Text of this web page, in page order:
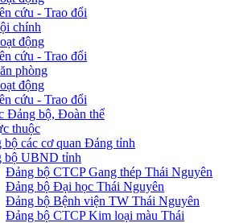
cứu - Trao đổi
chính
động
cứu - Trao đổi
phòng
động
cứu - Trao đổi
Đảng bộ, Đoàn thể
thuộc
bộ các cơ quan Đảng tỉnh
bộ UBND tỉnh
Đảng bộ CTCP Gang thép Thái Nguyên
Đảng bộ Đại học Thái Nguyên
Đảng bộ Bệnh viện TW Thái Nguyên
Đảng bộ CTCP Kim loại màu Thái